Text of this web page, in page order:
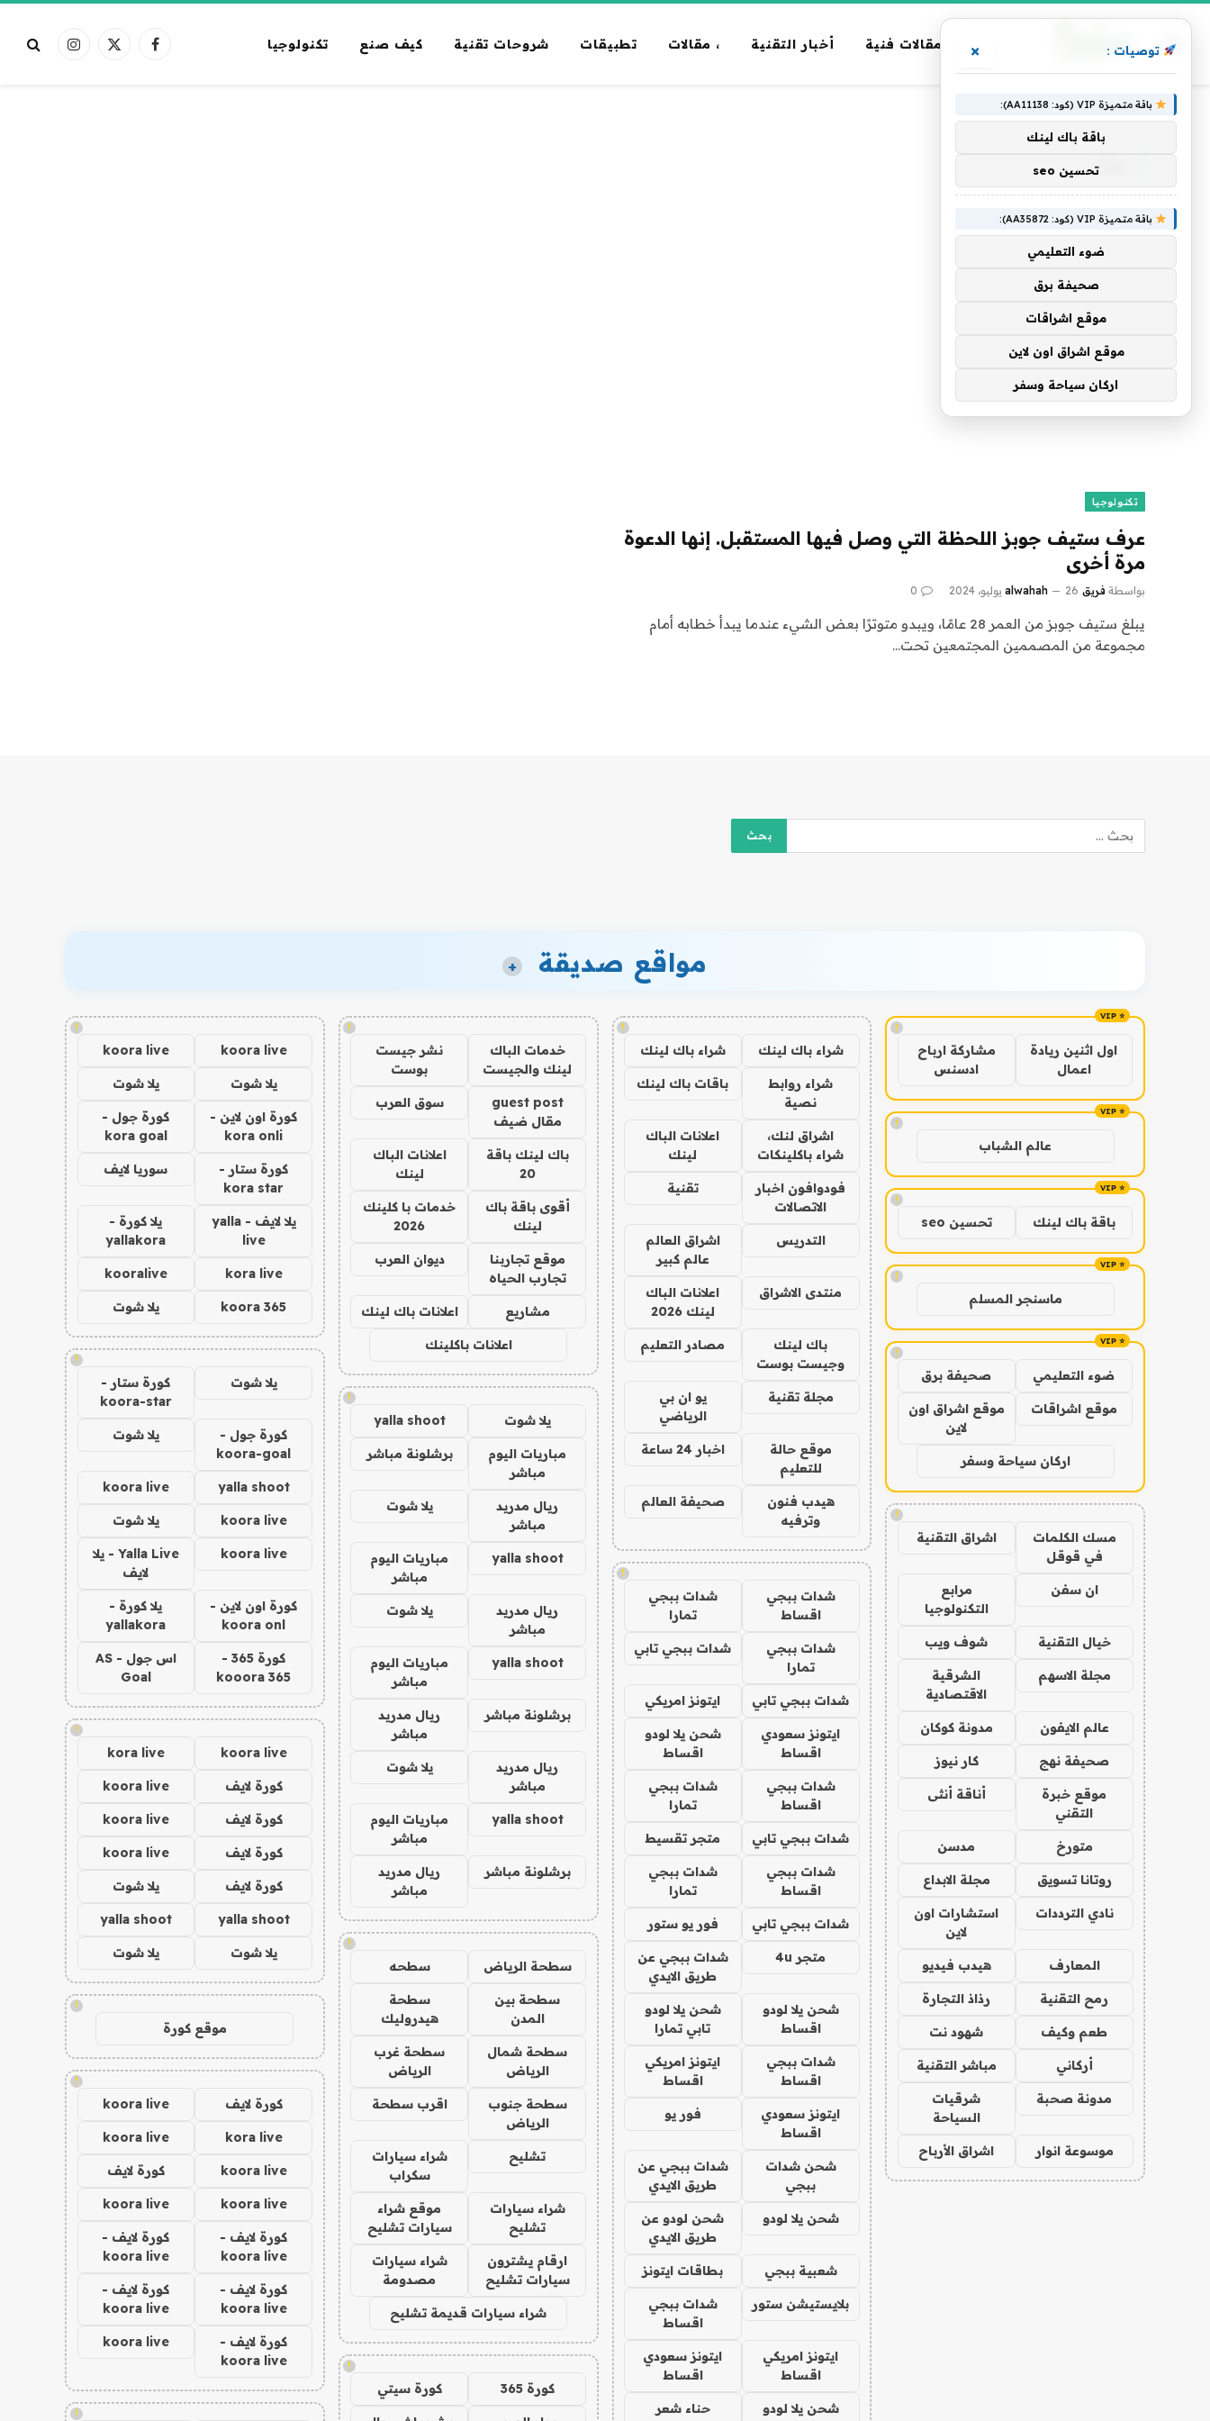
مقالات فنية أخبار التقنية ، مقالات تطبيقات شروحات تقنية كيف صنع تكنولوجيا فيسبوكX
الانستغرام
الرئيسية » عرف
عرف
تكنولوجيا
عرف ستيف جوبز اللحظة التي وصل فيها المستقبل. إنها الدعوة
مرة أخرى
بواسطة فريق alwahah 26 يوليو، 2024 0
يبلغ ستيف جوبز من العمر 28 عامًا، ويبدو متوترًا بعض الشيء عندما يبدأ خطابه أمام
مجموعة من المصممين المجتمعين تحت…
مواقع صديقة +
!
اول اثنين ريادة
اعمال
مشاركة ارباح
ادسنس
!
عالم الشباب
!
باقة باك لينك تحسين seo
!
ماسنجر المسلم
!
ضوء التعليمي صحيفة برق
موقع اشراقات
موقع اشراق اون
لاين
اركان سياحة وسفر
!
مسك الكلمات
في قوقل
اشراق التقنية
ان سفن
مرابع
التكنولوجيا
خيال التقنية شوف ويب
مجلة الاسهم
الشرقية
الاقتصادية
عالم الايفون مدونة كوكان
صحيفة نهج كار نيوز
موقع خبرة
التقني
أناقة أنثى
متورخ مدسن
روتانا تسويق مجلة الابداع
نادي الترددات
استشارات اون
لاين
المعارف هيدب فيديو
رمح التقنية رذاذ التجارة
طعم وكيف شهود نت
أركاني مباشر التقنية
مدونة صحبة
شرقيات
السياحة
موسوعة انوار اشراق الأرباح
!
شراء باك لينك شراء باك لينك
شراء روابط
نصية
باقات باك لينك
اشراق لنك،
شراء باكلينكات
اعلانات الباك
لينك
فودوافون اخبار
الاتصالات
تقنية
التدريس
اشراق العالم
عالم كبير
منتدى الاشراق
اعلانات الباك
لينك 2026
باك لينك
وجيست بوست
مصادر التعليم
مجلة تقنية
يو ان بي
الرياضي
موقع حالة
للتعليم
اخبار 24 ساعة
هيدب فنون
وترفيه
صحيفة العالم
!
شدات ببجي
اقساط
شدات ببجي
تمارا
شدات ببجي
تمارا
شدات ببجي تابي
شدات ببجي تابي ايتونز امريكي
ايتونز سعودي
اقساط
شحن يلا لودو
اقساط
شدات ببجي
اقساط
شدات ببجي
تمارا
شدات ببجي تابي متجر تقسيط
شدات ببجي
اقساط
شدات ببجي
تمارا
شدات ببجي تابي فور يو ستور
متجر 4u
شدات ببجي عن
طريق الايدي
شحن يلا لودو
اقساط
شحن يلا لودو
تابي تمارا
شدات ببجي
اقساط
ايتونز امريكي
اقساط
ايتونز سعودي
اقساط
فور يو
شحن شدات
ببجي
شدات ببجي عن
طريق الايدي
شحن يلا لودو
شحن لودو عن
طريق الايدي
شعبية ببجي بطاقات ايتونز
بلايستيشن ستور
شدات ببجي
اقساط
ايتونز امريكي
اقساط
ايتونز سعودي
اقساط
شحن يلا لودو
حناء شعر
!
خدمات الباك
لينك والجيست
نشر جيست
بوست
guest post
مقال ضيف
سوق العرب
باك لينك باقة
20
اعلانات الباك
لينك
أقوى باقة باك
لينك
خدمات با كلينك
2026
موقع تجاربنا
تجارب الحياه
ديوان العرب
مشاريع اعلانات باك لينك
اعلانات باكلينك
!
يلا شوت yalla shoot
مباريات اليوم
مباشر
برشلونة مباشر
ريال مدريد
مباشر
يلا شوت
yalla shoot
مباريات اليوم
مباشر
ريال مدريد
مباشر
يلا شوت
yalla shoot
مباريات اليوم
مباشر
برشلونة مباشر
ريال مدريد
مباشر
ريال مدريد
مباشر
يلا شوت
yalla shoot
مباريات اليوم
مباشر
برشلونة مباشر
ريال مدريد
مباشر
!
سطحة الرياض سطحه
سطحة بين
المدن
سطحة
هيدروليك
سطحة شمال
الرياض
سطحة غرب
الرياض
سطحة جنوب
الرياض
اقرب سطحة
تشليح
شراء سيارات
سكراب
شراء سيارات
تشليح
موقع شراء
سيارات تشليح
ارقام يشترون
سيارات تشليح
شراء سيارات
مصدومة
شراء سيارات قديمة تشليح
!
كورة 365 كورة سيتي
!
koora live
koora live
يلا شوت يلا شوت
كورة اون لاين -
kora onli
كورة جول -
kora goal
كورة ستار -
kora star
سوريا لايف
يلا لايف - yalla
live
يلا كورة -
yallakora
kora live
kooralive
koora 365 يلا شوت
!
يلا شوت
كورة ستار -
koora-star
كورة جول -
koora-goal
يلا شوت
yalla shoot
koora live
koora live يلا شوت
koora live
Yalla Live - يلا
لايف
كورة اون لاين -
koora onl
يلا كورة -
yallakora
كورة 365 -
kooora 365
اس جول - AS
Goal
!
koora live
kora live
كورة لايف koora live
كورة لايف koora live
كورة لايف koora live
كورة لايف يلا شوت
yalla shoot
yalla shoot
يلا شوت يلا شوت
!
موقع كورة
!
كورة لايف koora live
kora live
koora live
koora live كورة لايف
koora live
koora live
كورة لايف -
koora live
كورة لايف -
koora live
كورة لايف -
koora live
كورة لايف -
koora live
كورة لايف -
koora live
koora live
!
توصيات : ×
باقة متميزة VIP (كود: AA11138):
باقة باك لينك
تحسين seo
باقة متميزة VIP (كود: AA35872):
ضوء التعليمي
صحيفة برق
موقع اشراقات
موقع اشراق اون لاين
اركان سياحة وسفر